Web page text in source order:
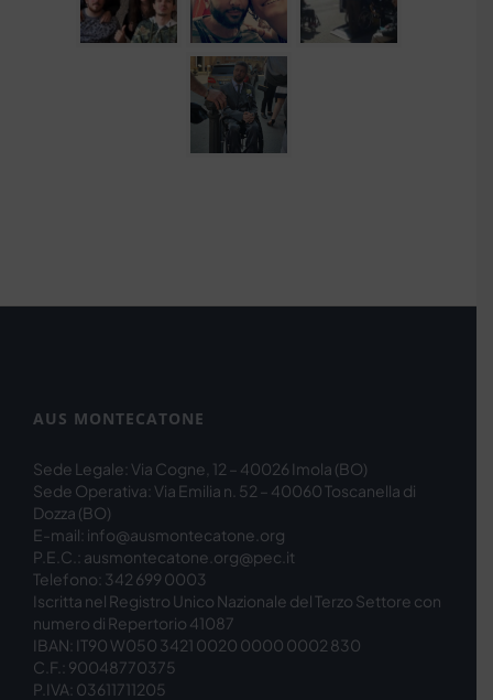
AUS MONTECATONE
Sede Legale: Via Cogne, 12 – 40026 Imola (BO)
Sede Operativa: Via Emilia n. 52 – 40060 Toscanella di
Dozza (BO)
E-mail: info@ausmontecatone.org
P.E.C.: ausmontecatone.org@pec.it
Telefono: 342 699 0003
Iscritta nel Registro Unico Nazionale del Terzo Settore con
numero di Repertorio 41087
IBAN: IT90 W050 3421 0020 0000 0002 830
C.F.: 90048770375
P.IVA: 03611711205